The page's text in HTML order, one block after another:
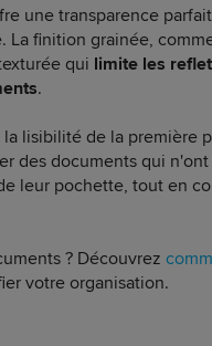
une transparence
finition grainée,
qui limite les
.
lisibilité de la première
des documents qui
leur pochette, tout en
? Découvrez
votre organisation.